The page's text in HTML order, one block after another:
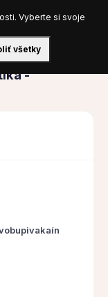
Prihlásiť sa
-
Vyberte si svoje
všetky